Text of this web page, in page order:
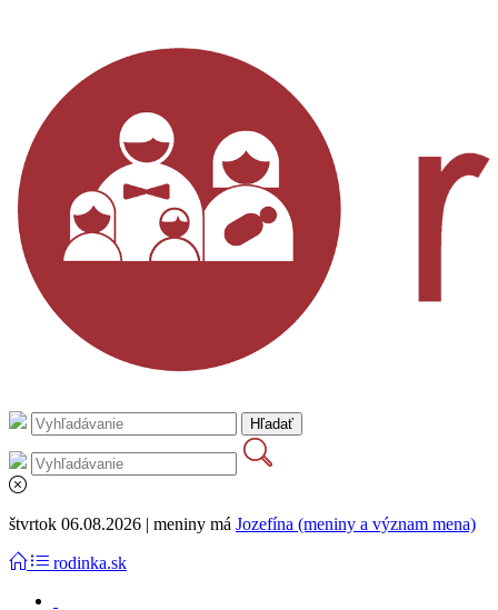
štvrtok 06.08.2026 | meniny má Jozefína (meniny a význam mena)
rodinka.sk